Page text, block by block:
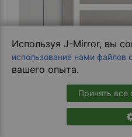
Используя J-Mirror, вы
использование нами файлов
вашего опыта.
Принять